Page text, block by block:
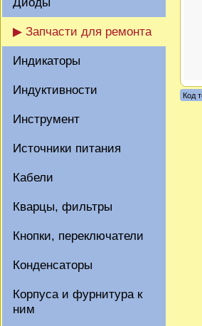
▶ Запчасти для ремонта
Индикаторы
Индуктивности
Инструмент
Источники питания
Кабели
Кварцы, фильтры
Кнопки, переключатели
Конденсаторы
Корпуса и фурнитура к
ним
Код